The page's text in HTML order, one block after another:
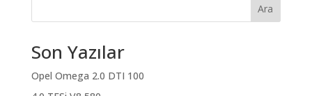
Ara
Son Yazılar
Opel Omega 2.0 DTI 100